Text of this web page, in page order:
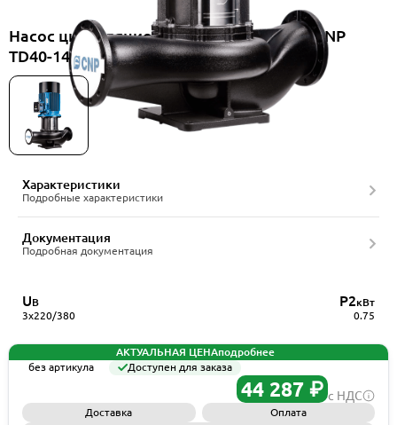
Насос циркуляционный вертикальный CNP
TD40-14G/2SWSCJ
Характеристики
Подробные характеристики
Документация
Подробная документация
UВ
3x220/380
P2кВт
0.75
АКТУАЛЬНАЯ ЦЕНАподробнее
без артикула
Доступен для заказа
44 287 ₽ с НДС
Доставка Оплата